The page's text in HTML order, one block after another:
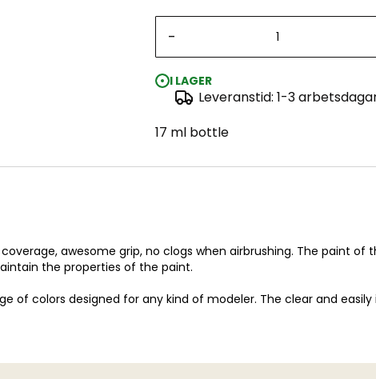
-
I LAGER
Leveranstid: 1-3
17 ml bottle
awesome grip, no clogs when airbrushing. The paint of
the properties of the paint.
of colors designed for any kind of modeler. The clear and